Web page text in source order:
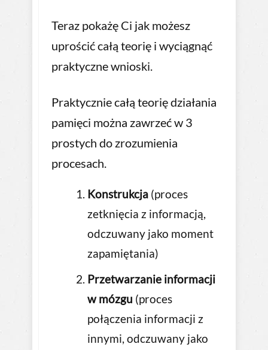
Teraz pokażę Ci jak możesz
uprościć całą teorię i wyciągnąć
praktyczne wnioski.
Praktycznie całą teorię działania
pamięci można zawrzeć w 3
prostych do zrozumienia
procesach.
Konstrukcja (proces
zetknięcia z informacją,
odczuwany jako moment
zapamiętania)
Przetwarzanie informacji
w mózgu (proces
połączenia informacji z
innymi, odczuwany jako